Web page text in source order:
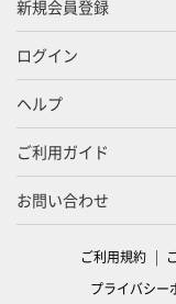
新規会員登録
ログイン
ヘルプ
ご利用ガイド
お問い合わせ
ご利用規約
プライバシー